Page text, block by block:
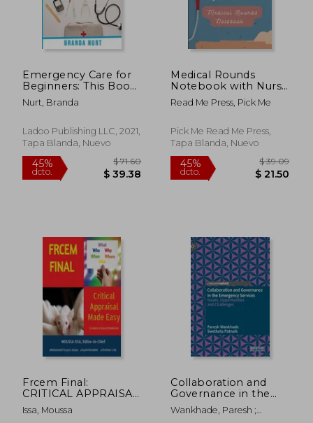
dcto. $ 23.36 dcto.
Emergency Care for
Beginners: This Book
Includes: How to
Handle Insect and
to Handle a Broken
Bone + how to Heal
Been Shot (4) (en
Inglés)
Nurt, Branda
Ladoo Publishing LLC, 2021,
Tapa Blanda, Nuevo
Medical Rounds
Notebook with Nurse
Report Sheets (en
Inglés)
Read Me Press, Pick Me
Pick Me Read Me Press,
Tapa Blanda, Nuevo
Frcem Final:
CRITICAL APPRAISAL
Made Easy (en Inglés)
Issa, Moussa
Collaboration and
Governance in the
Emergency Services:
Issues, Opportunities
Wankhade, Paresh ;